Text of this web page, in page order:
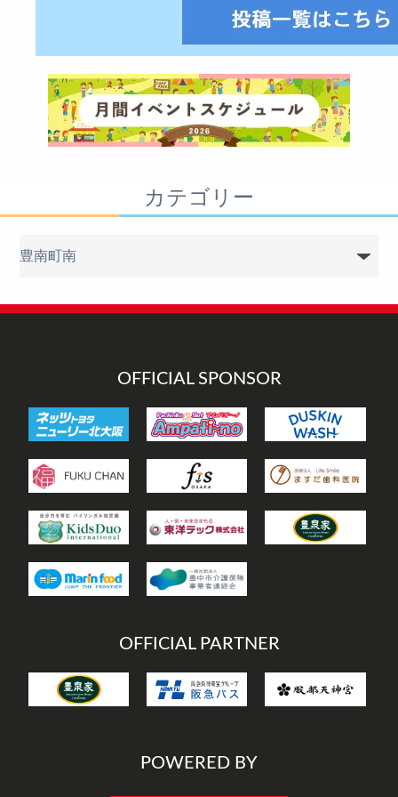
カテゴリー
リ
OFFICIAL SPONSOR
OFFICIAL PARTNER
POWERED BY